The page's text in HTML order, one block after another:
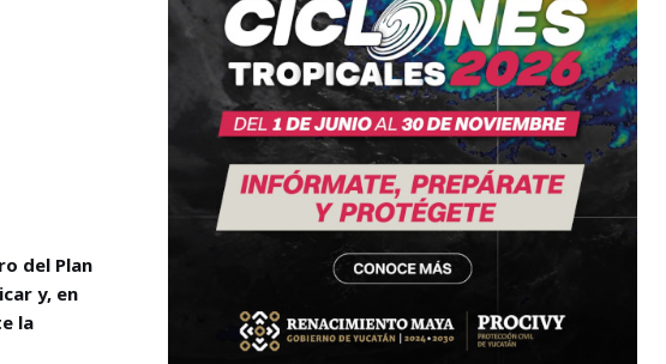
del Plan
y, en
la